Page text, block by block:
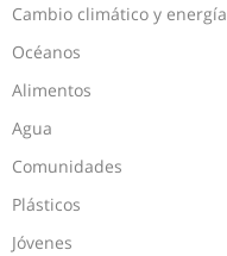
Cambio climático y energía
Océanos
Alimentos
Agua
Comunidades
Plásticos
Jóvenes